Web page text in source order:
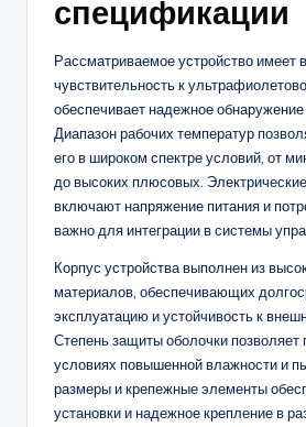
спецификации
Рассматриваемое устройство имеет
чувствительность к
обеспечивает надежное обнаружение
Диапазон рабочих температур
его в широком спектре условий, от
до высоких плюсовых.
включают напряжение питания и
важно для интеграции в системы
Корпус устройства выполнен из
материалов, обеспечивающих
эксплуатацию и устойчивость к
Степень защиты оболочки позволяет
условиях повышенной влажности и
размеры и крепежные элементы
установки и надежное крепление в